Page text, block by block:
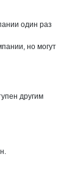
один раз
но могут
другим